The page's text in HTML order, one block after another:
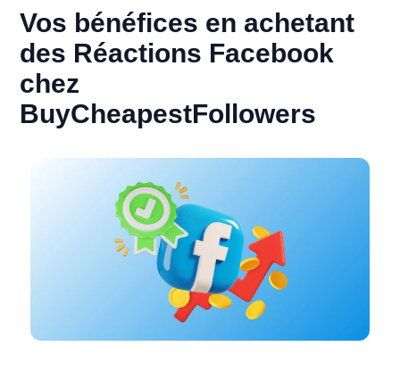
Vos bénéfices en achetant
des Réactions Facebook
chez
BuyCheapestFollowers